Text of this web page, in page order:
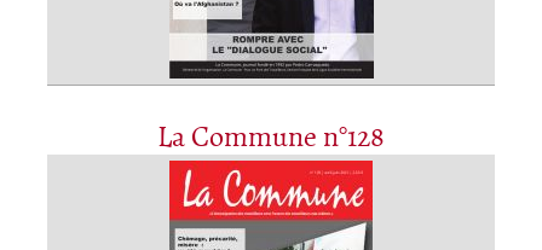
La Commune n°128